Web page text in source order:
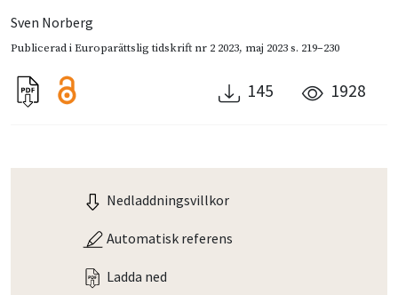
Sven Norberg
Publicerad iEuroparättslig tidskrift nr 2 2023, maj 2023s. 219–230
145 1928
Nedladdningsvillkor
Automatisk referens
Ladda ned